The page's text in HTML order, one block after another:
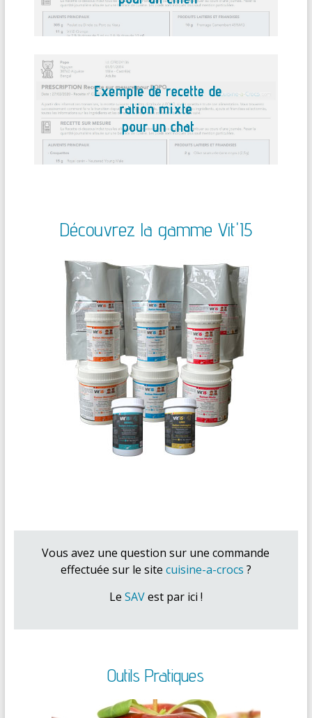
Découvrez la gamme Vit'I5
Vous avez une question sur une commande
effectuée sur le site cuisine-a-crocs ?
Le SAVest par ici !
Outils Pratiques